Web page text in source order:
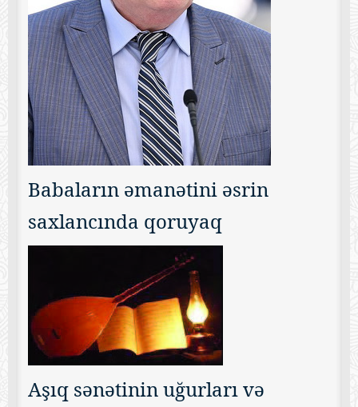
Babaların əmanətini əsrin
saxlancında qoruyaq
Aşıq sənətinin uğurları və